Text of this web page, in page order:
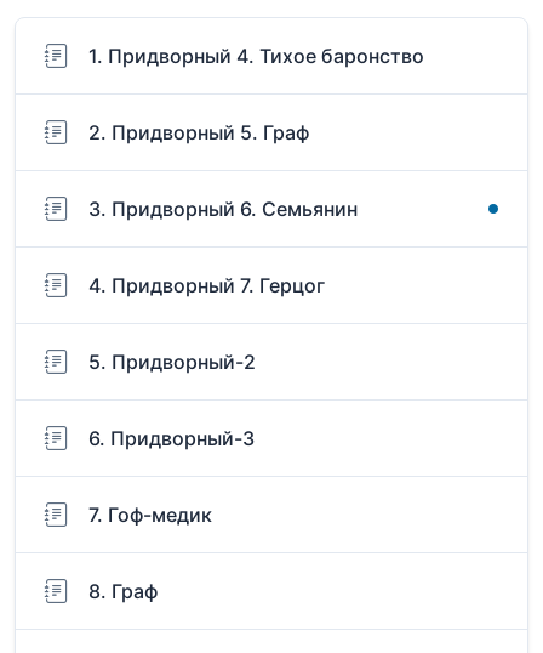
1. Придворный 4. Тихое баронство
2. Придворный 5. Граф
3. Придворный 6. Семьянин
4. Придворный 7. Герцог
5. Придворный-2
6. Придворный-3
7. Гоф-медик
8. Граф